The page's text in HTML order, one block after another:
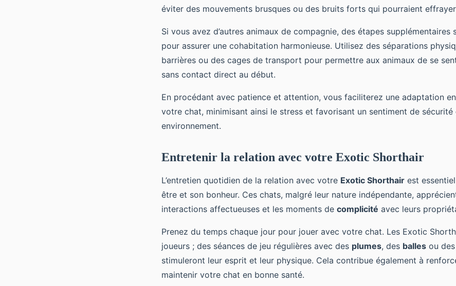
éviter des mouvements brusques ou des bruits forts qui pourraient
Si vous avez d’autres animaux de compagnie, des étapes supplémentaires
pour assurer une cohabitation harmonieuse. Utilisez des séparations
barrières ou des cages de transport pour permettre aux animaux de se
sans contact direct au début.
En procédant avec patience et attention, vous faciliterez une adaptation
votre chat, minimisant ainsi le stress et favorisant un sentiment de sécurité
environnement.
Entretenir la relation avec votre Exotic Shorthair
L’entretien quotidien de la relation avec votre Exotic Shorthair est
être et son bonheur. Ces chats, malgré leur nature indépendante,
interactions affectueuses et les moments de complicité avec leurs
Prenez du temps chaque jour pour jouer avec votre chat. Les Exotic
joueurs ; des séances de jeu régulières avec des plumes, des balles ou des
stimuleront leur esprit et leur physique. Cela contribue également à
maintenir votre chat en bonne santé.